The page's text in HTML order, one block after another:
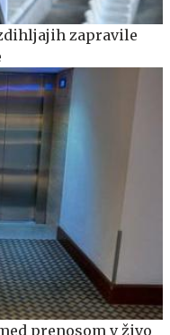
zapravile
prenosom v živo